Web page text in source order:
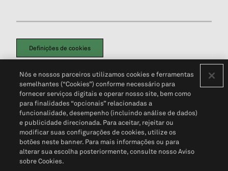
Definições de cookies
Política de PrivacidadePortal de privacidade do cliente (em inglês)
Não Venda Minhas Informações Pessoais© 2026 S&P Global
Nós e nossos parceiros utilizamos cookies e ferramentas
semelhantes (“Cookies”) conforme necessário para
fornecer serviços digitais e operar nosso site, bem como
para finalidades “opcionais” relacionadas a
funcionalidade, desempenho (incluindo análise de dados)
e publicidade direcionada. Para aceitar, rejeitar ou
modificar suas configurações de cookies, utilize os
botões neste banner. Para mais informações ou para
alterar sua escolha posteriormente, consulte nosso Aviso
sobre Cookies.